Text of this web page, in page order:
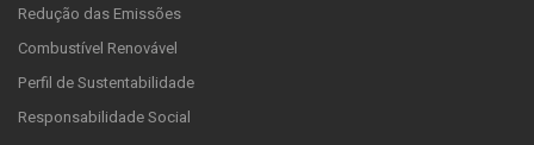
Redução das Emissões
Combustível Renovável
Perfil de Sustentabilidade
Responsabilidade Social